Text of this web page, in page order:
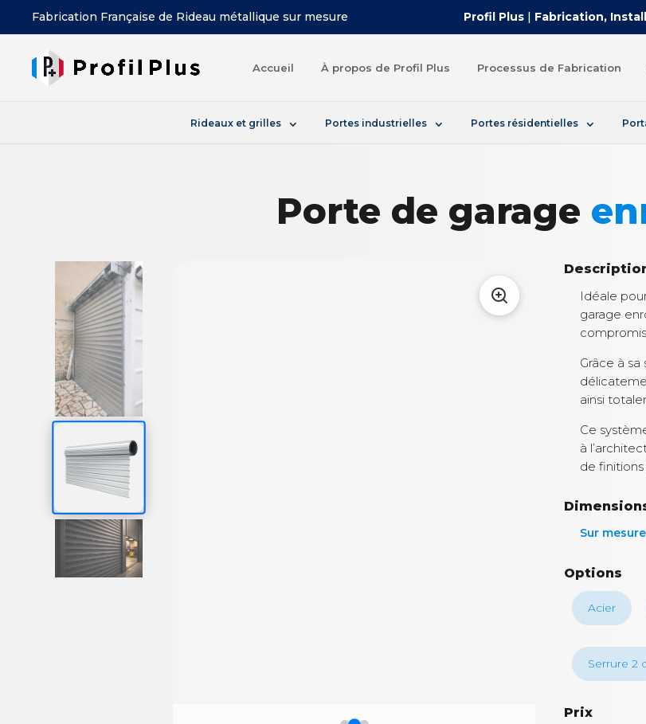
Fabrication Française de Rideau métallique sur mesure Profil Plus | Fabrication,
Accueil À propos de Profil Plus Processus de Fabrication
Rideaux et grilles Portes industrielles Portes résidentielles
Porte de garage
Idéale
garage
Grâce à
ainsi
Ce
à
de
Sur mesure
Options
Acier
Serrure 2
Prix